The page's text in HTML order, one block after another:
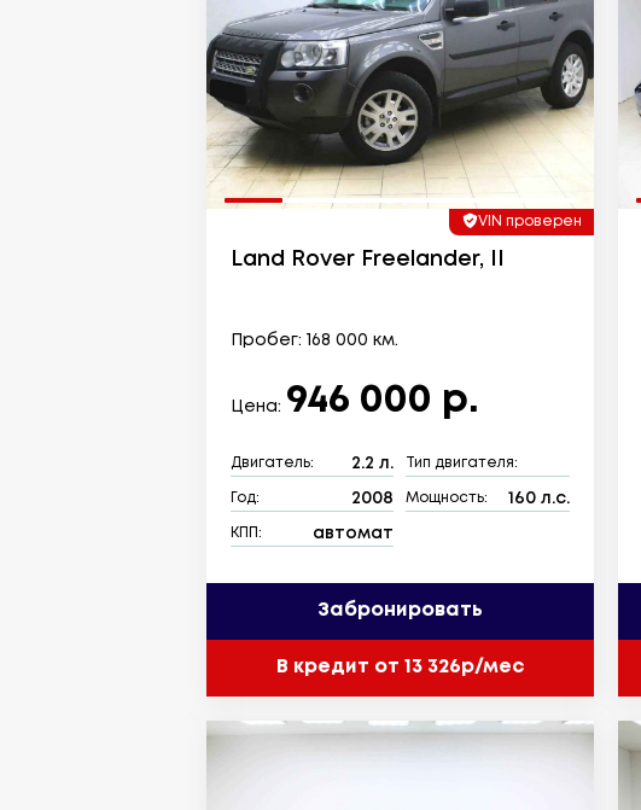
VIN проверен
Land Rover Freelander, II
Пробег: 168 000 км.
Цена: 946 000 р.
Двигатель: 2.2 л. Тип двигателя:
Год: 2008 Мощность: 160 л.с.
КПП: автомат
Забронировать
В кредит от 13 326р/мес